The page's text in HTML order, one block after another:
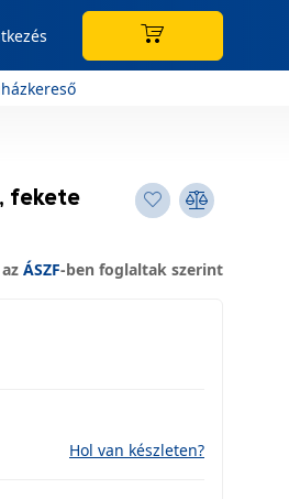
fekete
ÁSZF-ben foglaltak szerint
Hol van készleten?